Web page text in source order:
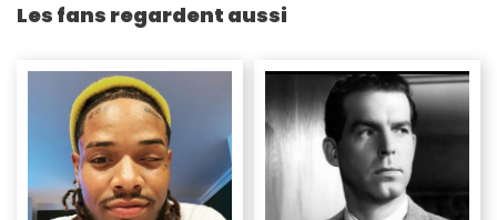
Les fans regardent aussi